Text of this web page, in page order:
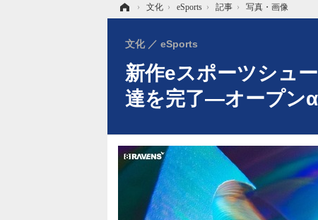
› 文化 › eSports › 記事 › 写真・画像
新作eスポーツシュ
達を完了―オープン
文化 eSports